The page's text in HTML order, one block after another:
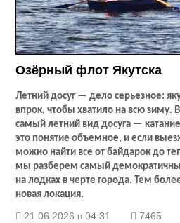
Озёрный флот Якутска
Летний досуг — дело серьезное:
впрок, чтобы хватило на всю зиму.
самый летний вид досуга —
это понятие объемное, и если
можно найти все от байдарок до
мы разберем самый
на лодках в черте города. Тем
новая локация.
21.06.2026 в 04:31 7465